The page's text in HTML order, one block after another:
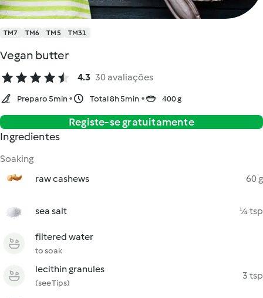
TM7 TM6 TM5 TM31
Vegan butter
4.3 30 avaliações
Preparo 5min Total 8h 5min 400 g
Registe-se gratuitamente
Ingredientes
Soaking
raw cashews
60 g
sea salt ¼ tsp
filtered water
to soak
lecithin granules
(see Tips)
3 tsp